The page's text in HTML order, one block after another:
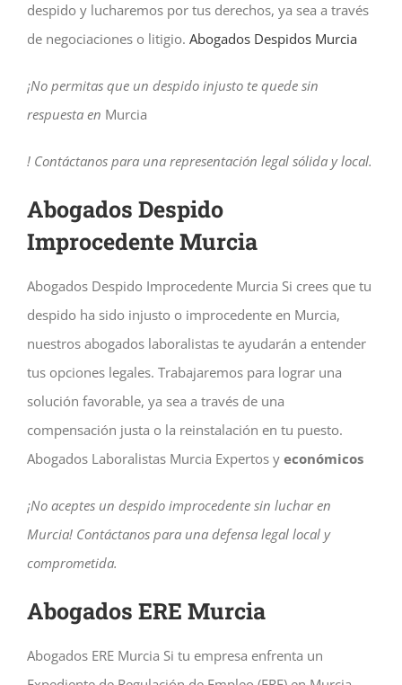
despido y lucharemos por tus derechos, ya sea a través
de negociaciones o litigio. Abogados Despidos Murcia
¡No permitas que un despido injusto te quede sin
respuesta en Murcia
! Contáctanos para una representación legal sólida y local.
Abogados Despido
Improcedente Murcia
Abogados Despido Improcedente Murcia Si crees que tu
despido ha sido injusto o improcedente en Murcia,
nuestros abogados laboralistas te ayudarán a entender
tus opciones legales. Trabajaremos para lograr una
solución favorable, ya sea a través de una
compensación justa o la reinstalación en tu puesto.
Abogados Laboralistas Murcia Expertos y económicos
¡No aceptes un despido improcedente sin luchar en
Murcia! Contáctanos para una defensa legal local y
comprometida.
Abogados ERE Murcia
Abogados ERE Murcia Si tu empresa enfrenta un